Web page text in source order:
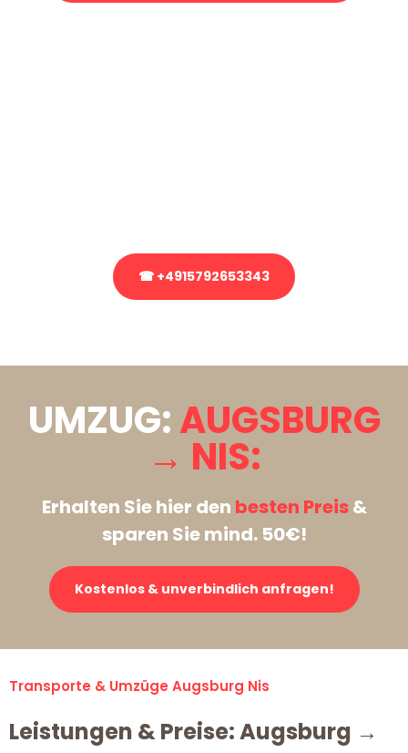
☎ +4915792653343
UMZUG:AUGSBURG
→ NIS:
Erhalten Sie hier den besten Preis&
sparen Sie mind. 50€!
Kostenlos & unverbindlich anfragen!
Transporte & Umzüge Augsburg Nis
Leistungen & Preise: Augsburg →